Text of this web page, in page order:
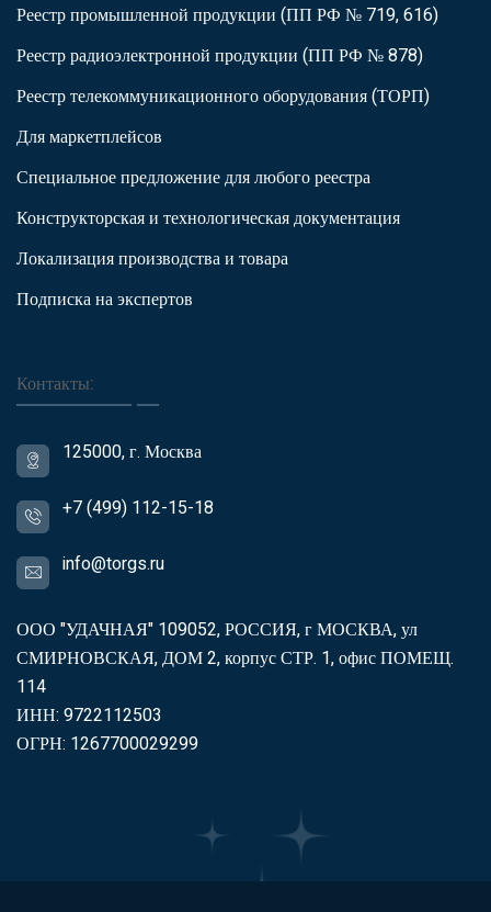
Реестр промышленной продукции (ПП РФ № 719, 616)
Реестр радиоэлектронной продукции (ПП РФ № 878)
Реестр телекоммуникационного оборудования (ТОРП)
Для маркетплейсов
Специальное предложение для любого реестра
Конструкторская и технологическая документация
Локализация производства и товара
Подписка на экспертов
Контакты:
125000, г. Москва
+7 (499) 112-15-18
info@torgs.ru
ООО "УДАЧНАЯ" 109052, РОССИЯ, г МОСКВА, ул
СМИРНОВСКАЯ, ДОМ 2, корпус СТР. 1, офис ПОМЕЩ.
114
ИНН: 9722112503
ОГРН: 1267700029299